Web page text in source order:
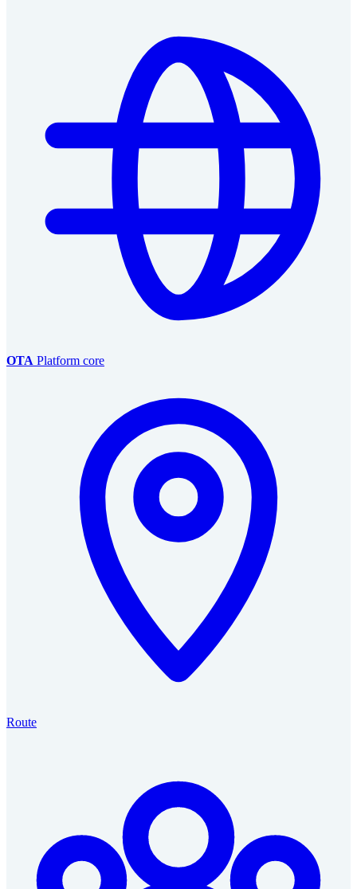
OTA Platform core
Route